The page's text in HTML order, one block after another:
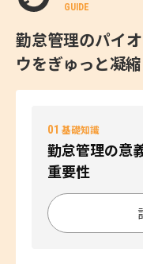
GUIDE
勤怠管理のパイ
ウをぎゅっと凝
01 基礎知識
勤怠管理の意
重要性